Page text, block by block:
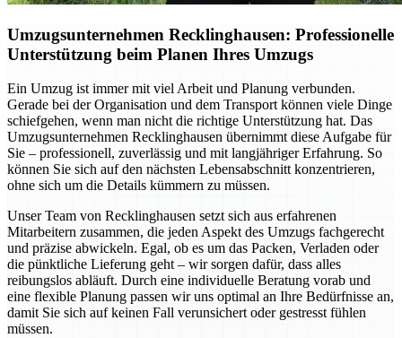
Umzugsunternehmen Recklinghausen: Professionelle
Unterstützung beim Planen Ihres Umzugs
Ein Umzug ist immer mit viel Arbeit und Planung verbunden.
Gerade bei der Organisation und dem Transport können viele Dinge
schiefgehen, wenn man nicht die richtige Unterstützung hat. Das
Umzugsunternehmen Recklinghausen übernimmt diese Aufgabe für
Sie – professionell, zuverlässig und mit langjähriger Erfahrung. So
können Sie sich auf den nächsten Lebensabschnitt konzentrieren,
ohne sich um die Details kümmern zu müssen.
Unser Team von Recklinghausen setzt sich aus erfahrenen
Mitarbeitern zusammen, die jeden Aspekt des Umzugs fachgerecht
und präzise abwickeln. Egal, ob es um das Packen, Verladen oder
die pünktliche Lieferung geht – wir sorgen dafür, dass alles
reibungslos abläuft. Durch eine individuelle Beratung vorab und
eine flexible Planung passen wir uns optimal an Ihre Bedürfnisse an,
damit Sie sich auf keinen Fall verunsichert oder gestresst fühlen
müssen.